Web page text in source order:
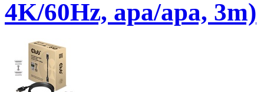
4K/60Hz, apa/apa, 3m)